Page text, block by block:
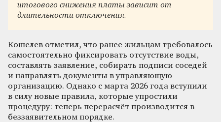
итогового снижения платы зависит от
длительности отключения.
Кошелев отметил, что ранее жильцам требовалось
самостоятельно фиксировать отсутствие воды,
составлять заявление, собирать подписи соседей
и направлять документы в управляющую
организацию. Однако с марта 2026 года вступили
в силу новые правила, которые упростили
процедуру: теперь перерасчёт производится в
беззаявительном порядке.